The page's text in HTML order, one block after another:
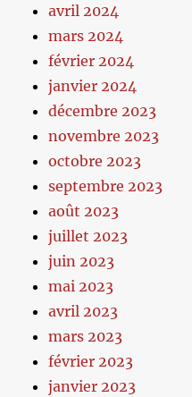
avril 2024
mars 2024
février 2024
janvier 2024
décembre 2023
novembre 2023
octobre 2023
septembre 2023
août 2023
juillet 2023
juin 2023
mai 2023
avril 2023
mars 2023
février 2023
janvier 2023